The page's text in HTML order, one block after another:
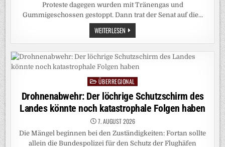
Proteste dagegen wurden mit Tränengas und
Gummigeschossen gestoppt. Dann trat der Senat auf die…
WEITERLESEN ARGENTINIEN:
GESETZ
ZUM
SCHEITERT
WEITGEHEND
Posted
in
ÜBERREGIONAL
Drohnenabwehr: Der löchrige Schutzschirm des
Landes könnte noch katastrophale Folgen haben
7. AUGUST 2026
Die Mängel beginnen bei den Zuständigkeiten: Fortan sollte
allein die Bundespolizei für den Schutz der Flughäfen